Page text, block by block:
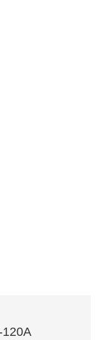
120A